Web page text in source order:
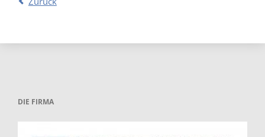
DIE FIRMA